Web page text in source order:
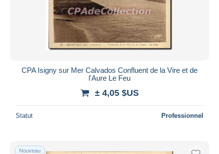
CPA Isigny sur Mer Calvados Confluent de la Vire et de
l'Aure Le Feu
± 4,05 $US
Statut Professionnel
Nouveau